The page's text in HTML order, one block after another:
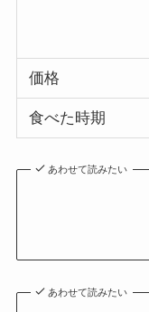
価格
食べた時期
あわせて読みたい
あわせて読みたい